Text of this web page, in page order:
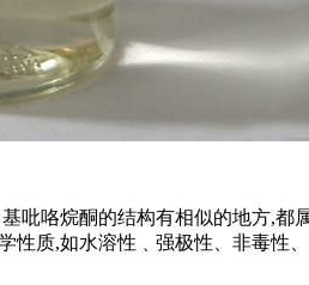
吡咯烷酮的结构有相似的地方,都
性质,如水溶性﹑强极性、非毒性